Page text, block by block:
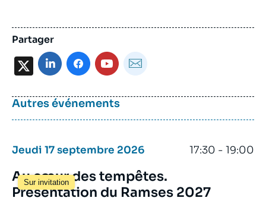
Partager
X
Autres événements
Jeudi 17 septembre 2026 17:30 - 19:00
Sur invitation
Au cœur des tempêtes.
Présentation du Ramses 2027